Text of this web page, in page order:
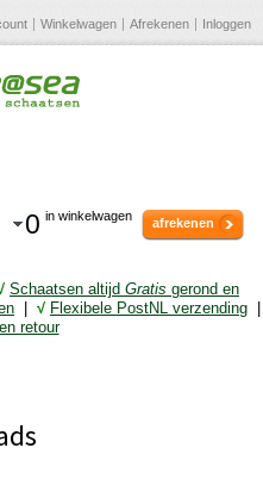
Winkelwagen Afrekenen Inloggen
0 in winkelwagen afrekenen
Schaatsen altijd Gratis gerond en
√ Flexibele PostNL verzending
retour